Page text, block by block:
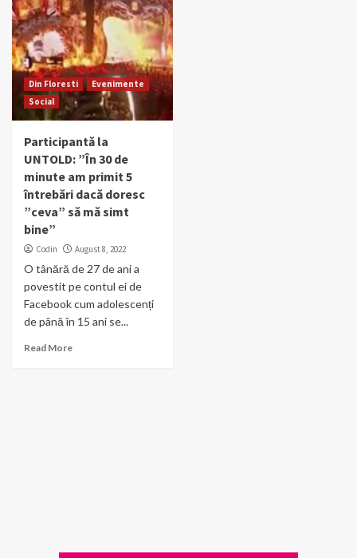
Din Floresti
Evenimente
Social
Participantă la
UNTOLD: ”În 30 de
minute am primit 5
întrebări dacă doresc
”ceva” să mă simt
bine”
Codin August 8, 2022
O tânără de 27 de ani a
povestit pe contul ei de
Facebook cum adolescenți
de până în 15 ani se...
Read More